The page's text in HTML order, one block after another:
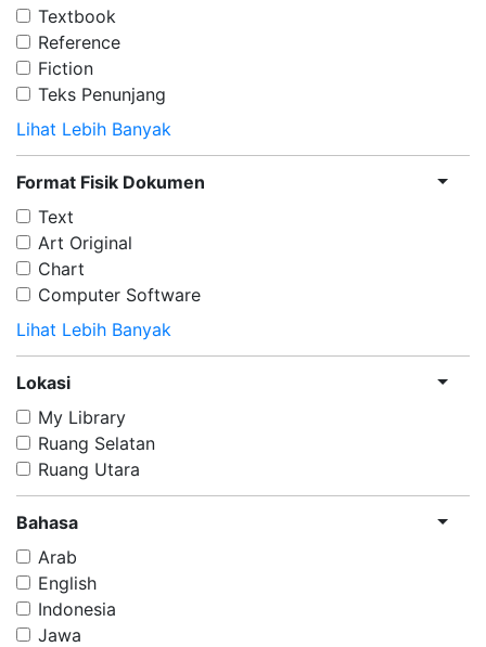
Textbook
Reference
Fiction
Teks Penunjang
Lihat Lebih Banyak
Format Fisik Dokumen
Text
Art Original
Chart
Computer Software
Lihat Lebih Banyak
Lokasi
My Library
Ruang Selatan
Ruang Utara
Bahasa
Arab
English
Indonesia
Jawa